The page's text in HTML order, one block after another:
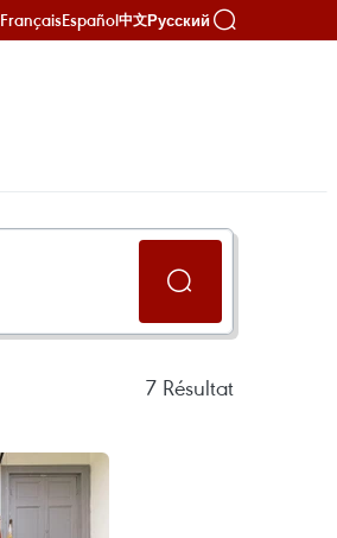
FrançaisEspañol中文Русский
7 Résultat